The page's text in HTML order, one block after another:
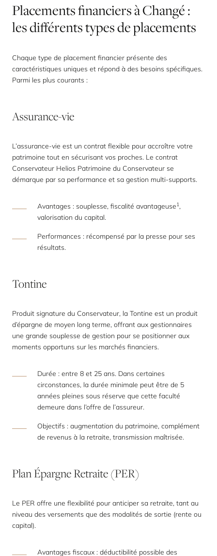
PlacementsfinanciersàChangé:
lesdifférentstypesdeplacements
Chaque type de placement financier présente des
caractéristiques uniques et répond à des besoins spécifiques.
Parmi les plus courants :
Assurance-vie
L’assurance-vie est un contrat flexible pour accroître votre
patrimoine tout en sécurisant vos proches. Le contrat
Conservateur Helios Patrimoine du Conservateur se
démarque par sa performance et sa gestion multi-supports.
Avantages : souplesse, fiscalité avantageuse1 ,
valorisation du capital.
Performances : récompensé par la presse pour ses
résultats.
Tontine
Produit signature du Conservateur, la Tontine est un produit
d’épargne de moyen long terme, offrant aux gestionnaires
une grande souplesse de gestion pour se positionner aux
moments opportuns sur les marchés financiers.
Durée : entre 8 et 25 ans. Dans certaines
circonstances, la durée minimale peut être de 5
années pleines sous réserve que cette faculté
demeure dans l’offre de l’assureur.
Objectifs : augmentation du patrimoine, complément
de revenus à la retraite, transmission maîtrisée.
PlanÉpargneRetraite(PER)
Le PER offre une flexibilité pour anticiper sa retraite, tant au
niveau des versements que des modalités de sortie (rente ou
capital).
Avantages fiscaux : déductibilité possible des